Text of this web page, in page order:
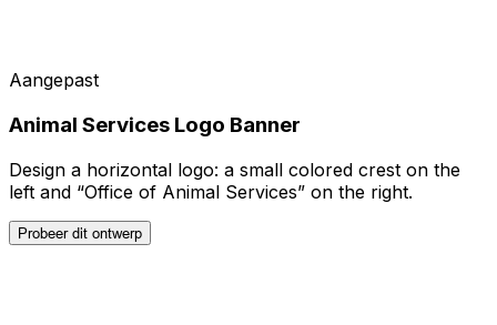
Aangepast
Animal Services Logo Banner
Design a horizontal logo: a small colored crest on the
left and “Office of Animal Services” on the right.
Probeer dit ontwerp